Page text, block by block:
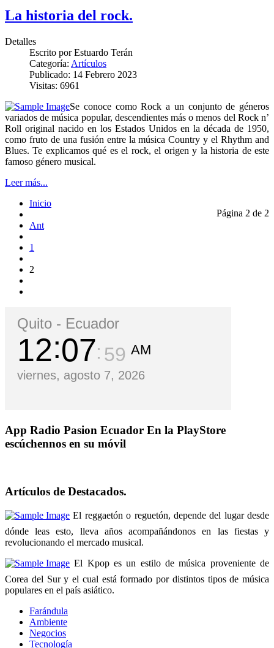
La historia del rock.
Detalles
Escrito porEstuardo Terán
Categoría: Artículos
Publicado: 14 Febrero 2023
Visitas: 6961
Se conoce como Rock a un conjunto de géneros
variados de música popular, descendientes más o menos del Rock n’
Roll original nacido en los Estados Unidos en la década de 1950,
como fruto de una fusión entre la música Country y el Rhythm and
Blues. Te explicamos qué es el rock, el origen y la historia de este
famoso género musical.
Leer más...
Página 2 de 2
Inicio
Ant
1
2
Quito - Ecuador
12 07 59 AM
viernes, agosto 7, 2026
App Radio Pasion Ecuador En la PlayStore
escúchennos en su móvil
Artículos de Destacados.
El reggaetón o reguetón, depende del lugar desde
dónde leas esto, lleva años acompañándonos en las fiestas y
revolucionando el mercado musical.
El Kpop es un estilo de música proveniente de
Corea del Sur y el cual está formado por distintos tipos de música
populares en el país asiático.
Farándula
Ambiente
Negocios
Tecnología